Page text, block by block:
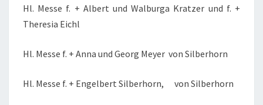
Hl. Messe f. + Albert und Walburga Kratzer und f. +
Theresia Eichl
Hl. Messe f. + Anna und Georg Meyer von Silberhorn
Hl. Messe f. + Engelbert Silberhorn, von Silberhorn